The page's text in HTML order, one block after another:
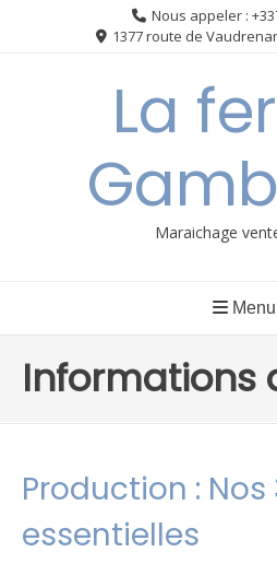
Nous appeler :
1377 route de
La
Maraichage
Menu
Informations
Production :
essentielles